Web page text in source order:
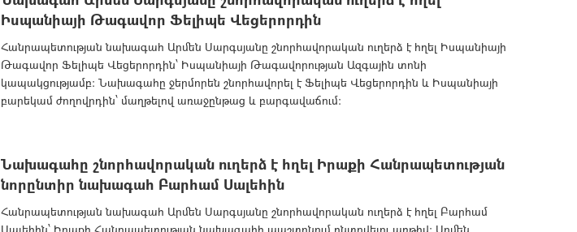
Իսպանիայի Թագավոր Ֆելիպե Վեցերորդին
Հանրապետության նախագահ Արմեն Սարգսյանը շնորհավորական ուղերձ է հղել Իսպանիայի
Թագավոր Ֆելիպե Վեցերորդին՝ Իսպանիայի Թագավորության Ազգային տոնի
կապակցությամբ: Նախագահը ջերմորեն շնորհավորել է Ֆելիպե Վեցերորդին և Իսպանիայի
բարեկամ ժողովրդին՝ մաղթելով առաջընթաց և բարգավաճում:
Նախագահը շնորհավորական ուղերձ է հղել Իրաքի Հանրապետության
նորընտիր նախագահ Բարհամ Սալեհին
Հանրապետության նախագահ Արմեն Սարգսյանը շնորհավորական ուղերձ է հղել Բարհամ